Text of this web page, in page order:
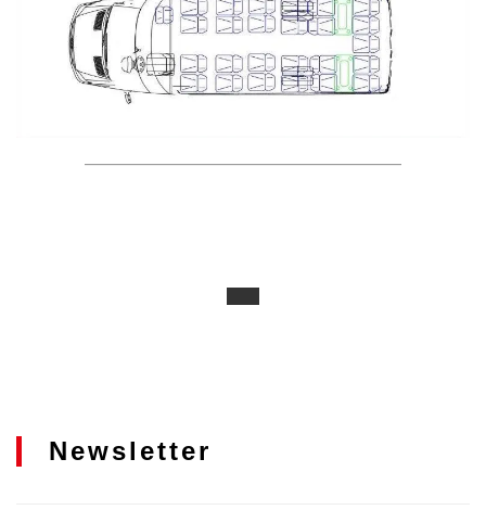
Newsletter